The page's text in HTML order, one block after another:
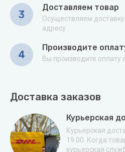
3
Доставляем товар
Осуществляем
адресу
4
Производите
Вы производите
Доставка заказов
Курьерская
Курьерская
19.00. Когда
курьерская